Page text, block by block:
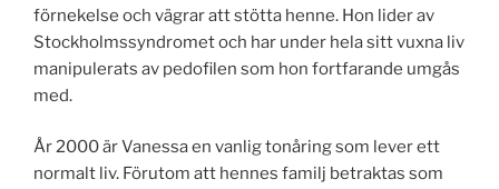
förnekelse och vägrar att stötta henne. Hon lider av
Stockholmssyndromet och har under hela sitt vuxna liv
manipulerats av pedofilen som hon fortfarande umgås
med.
År 2000 är Vanessa en vanlig tonåring som lever ett
normalt liv. Förutom att hennes familj betraktas som